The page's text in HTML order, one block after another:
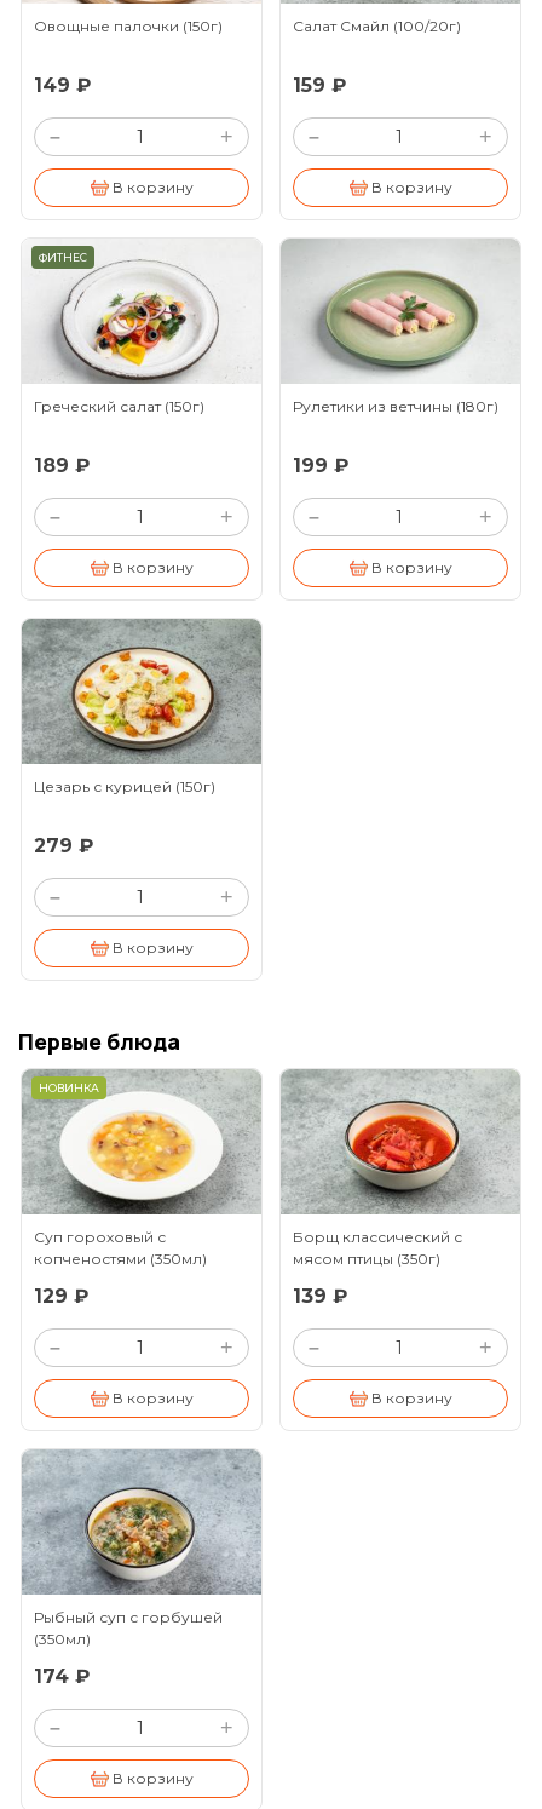
Овощные палочки (150г)
149 ₽
– +
В корзину
Салат Смайл (100/20г)
159 ₽
– +
В корзину
ФИТНЕС
Греческий салат (150г)
189 ₽
– +
В корзину
Рулетики из ветчины (180г)
199 ₽
– +
В корзину
Цезарь с курицей (150г)
279 ₽
– +
В корзину
Первые блюда
НОВИНКА
Суп гороховый с
копченостями (350мл)
129 ₽
– +
В корзину
Борщ классический с
мясом птицы (350г)
139 ₽
– +
В корзину
Рыбный суп с горбушей
(350мл)
174 ₽
– +
В корзину